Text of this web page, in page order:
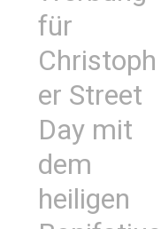
für
Christoph
er Street
Day mit
dem
heiligen